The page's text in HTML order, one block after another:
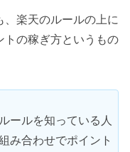
、楽天のルールの上に
トの稼ぎ方というもの
ールを知っている人
み合わせでポイント